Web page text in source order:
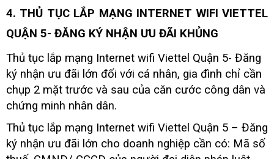
4. THỦ TỤC LẮP MẠNG INTERNET WIFI VIETTEL
QUẬN 5- ĐĂNG KÝ NHẬN ƯU ĐÃI KHỦNG
Thủ tục lắp mạng Internet wifi Viettel Quận 5- Đăng
ký nhận ưu đãi lớn đối với cá nhân, gia đình chỉ cần
chụp 2 mặt trước và sau của căn cước công dân và
chứng minh nhân dân.
Thủ tục lắp mạng Internet wifi Viettel Quận 5 – Đăng
ký nhận ưu đãi lớn cho doanh nghiệp cần có: Mã số